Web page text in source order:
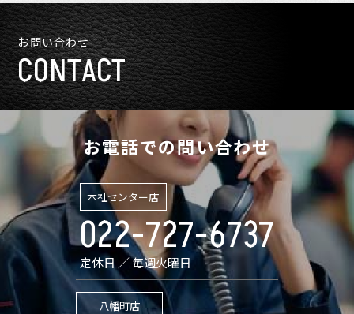
お問い合わせ
CONTACT
お電話での問い合わせ
本社センター店
022-727-6737
定休日 ／ 毎週火曜日
八幡町店